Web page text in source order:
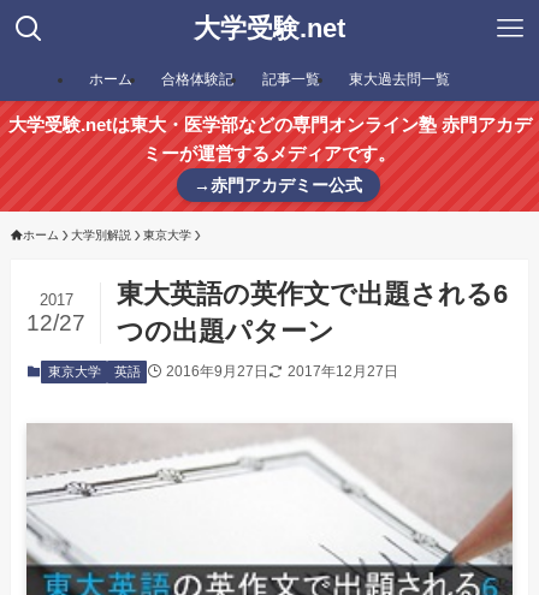
大学受験.net
ホーム 合格体験記 記事一覧 東大過去問一覧
大学受験.netは東大・医学部などの専門オンライン塾 赤門アカデ
ミーが運営するメディアです。
→赤門アカデミー公式
ホーム 大学別解説 東京大学
東大英語の英作文で出題される6
つの出題パターン
2017
12/27
東京大学 英語 2016年9月27日 2017年12月27日